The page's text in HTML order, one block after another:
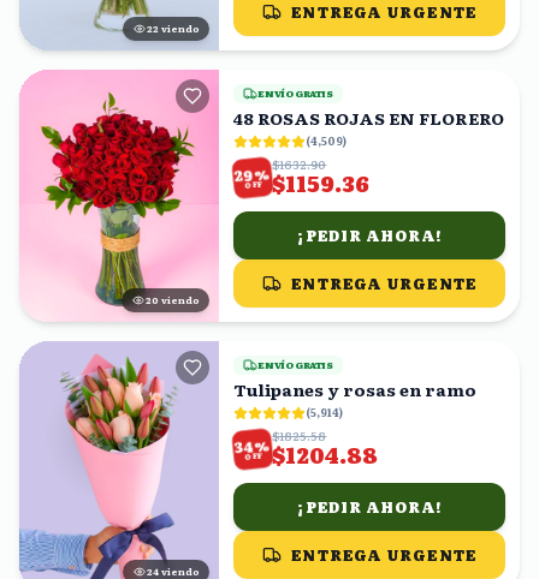
23 viendo
ENTREGA URGENTE
21 viendo
ENVÍO GRATIS
48 ROSAS ROJAS EN FLORERO
(4,509)
29%
OFF
$1632.90
$1159.36
¡PEDIR AHORA!
ENTREGA URGENTE
23 viendo
ENVÍO GRATIS
Tulipanes y rosas en ramo
(5,914)
34%
OFF
$1825.58
$1204.88
¡PEDIR AHORA!
ENTREGA URGENTE